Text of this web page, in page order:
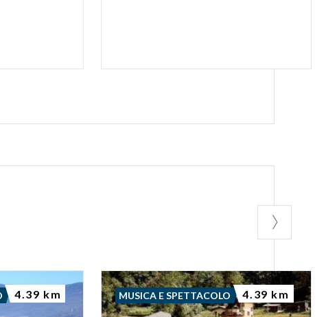
4.39 km MUSICA E SPETTACOLO 4.39 km